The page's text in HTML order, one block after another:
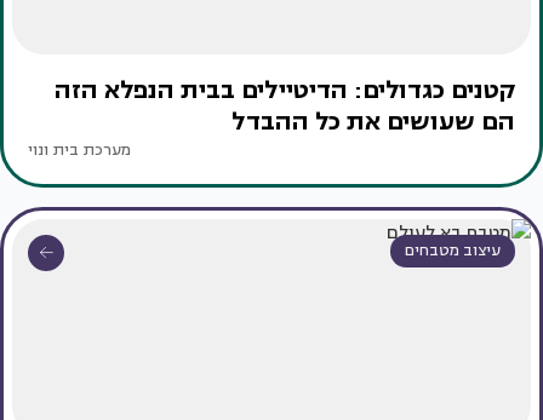
קטנים כגדולים: הדיטיילים בבית הנפלא הזה
הם שעושים את כל ההבדל
מערכת בית ונוי
עיצוב מטבחים